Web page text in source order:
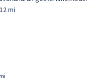
mi